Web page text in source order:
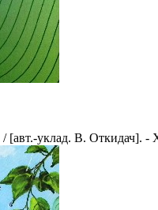
[авт.-уклад. В. Откидач]. -